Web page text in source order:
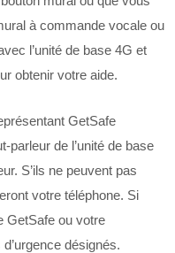
à commande vocale ou
l’unité de base 4G et
obtenir votre aide.
GetSafe
parleur de l’unité de base
S’ils ne peuvent pas
votre téléphone. Si
GetSafe ou votre
désignés.